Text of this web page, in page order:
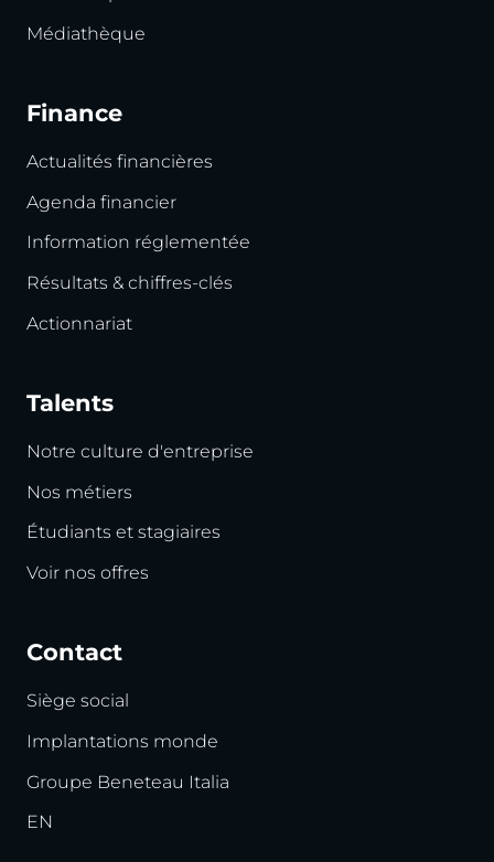
Médiathèque
Finance
Actualités financières
Agenda financier
Information réglementée
Résultats & chiffres-clés
Actionnariat
Talents
Notre culture d'entreprise
Nos métiers
Étudiants et stagiaires
Voir nos offres
Contact
Siège social
Implantations monde
Groupe Beneteau Italia
EN